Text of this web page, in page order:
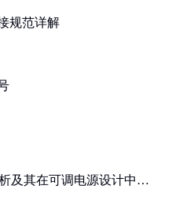
规范详解
及其在可调电源设计中的